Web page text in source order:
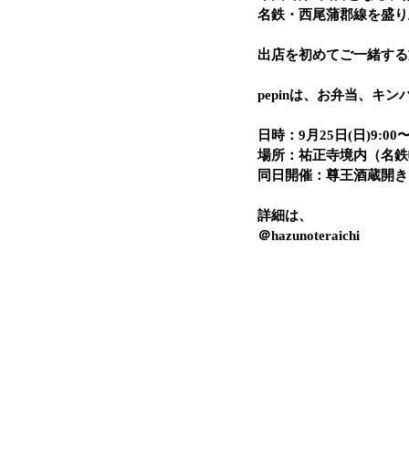
名鉄・西尾蒲郡線を盛
出店を初めてご一緒す
pepinは、お弁当、キン
日時：9月25日(日)9:00
場所：祐正寺境内（名
同日開催：尊王酒蔵開
詳細は、
＠hazunoteraichi